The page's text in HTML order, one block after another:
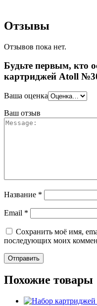
Отзывы
Отзывов пока нет.
Будьте первым, кто
картриджей Atoll
Ваша оценка
Ваш отзыв
Название *
Email *
Сохранить моё имя,
последующих моих
Похожие товары